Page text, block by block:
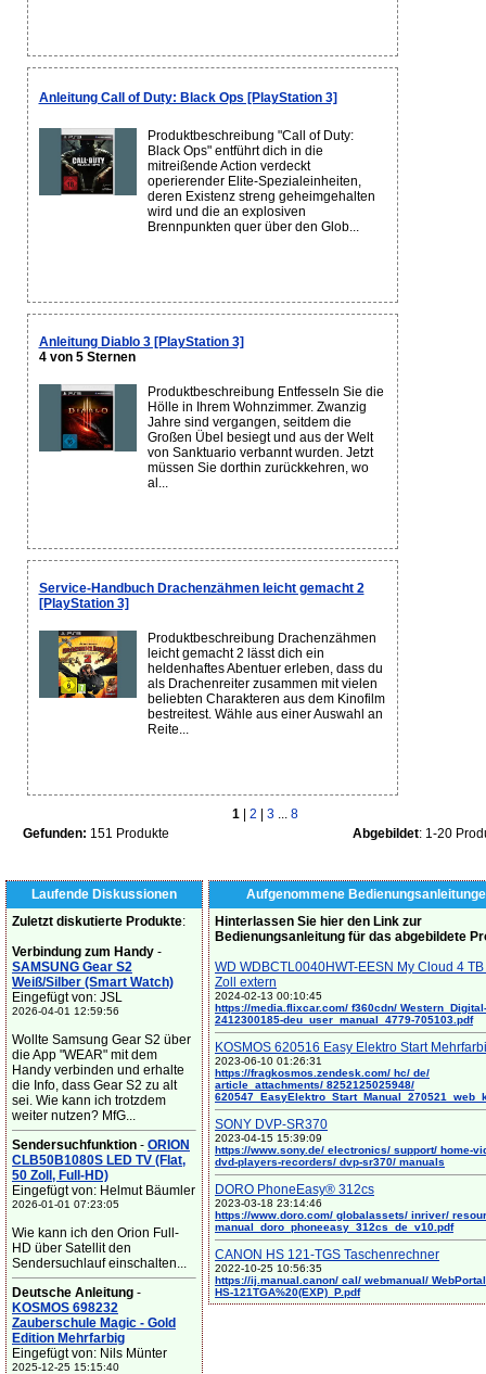
Anleitung Call of Duty: Black Ops [PlayStation 3]
Produktbeschreibung "Call of Duty:
Black Ops" entführt dich in die
mitreißende Action verdeckt
operierender Elite-Spezialeinheiten,
deren Existenz streng geheimgehalten
wird und die an explosiven
Brennpunkten quer über den Glob...
Anleitung Diablo 3 [PlayStation 3]
4 von 5 Sternen
Produktbeschreibung Entfesseln Sie die
Hölle in Ihrem Wohnzimmer. Zwanzig
Jahre sind vergangen, seitdem die
Großen Übel besiegt und aus der Welt
von Sanktuario verbannt wurden. Jetzt
müssen Sie dorthin zurückkehren, wo
al...
Service-Handbuch Drachenzähmen leicht gemacht 2
[PlayStation 3]
Produktbeschreibung Drachenzähmen
leicht gemacht 2 lässt dich ein
heldenhaftes Abentuer erleben, dass du
als Drachenreiter zusammen mit vielen
beliebten Charakteren aus dem Kinofilm
bestreitest. Wähle aus einer Auswahl an
Reite...
1 2 3 ... 8
Gefunden: 151 Produkte Abgebildet: 1-20
Laufende Diskussionen
Zuletzt diskutierte Produkte:
Verbindung zum Handy -
SAMSUNG Gear S2
Weiß/Silber (Smart Watch)
Eingefügt von: JSL
2026-04-01 12:59:56
Wollte Samsung Gear S2 über
die App "WEAR" mit dem
Handy verbinden und erhalte
die Info, dass Gear S2 zu alt
sei. Wie kann ich trotzdem
weiter nutzen? MfG...
Sendersuchfunktion - ORION
CLB50B1080S LED TV (Flat,
50 Zoll, Full-HD)
Eingefügt von: Helmut Bäumler
2026-01-01 07:23:05
Wie kann ich den Orion Full-
HD über Satellit den
Sendersuchlauf einschalten...
Deutsche Anleitung -
KOSMOS 698232
Zauberschule Magic - Gold
Edition Mehrfarbig
Eingefügt von: Nils Münter
2025-12-25 15:15:40
Aufgenommene
Hinterlassen Sie hier den Link zur
Bedienungsanleitung für das abgebildete
WD WDBCTL0040HWT-EESN My Cloud 4
Zoll extern
2024-02-13 00:10:45
https://media.flixcar.com/ f360cdn/ Western_Digital-
2412300185-deu_user_manual_4779-705103.pdf
KOSMOS 620516 Easy Elektro Start
2023-06-10 01:26:31
https://fragkosmos.zendesk.com/ hc/ de/
article_attachments/ 8252125025948/
SONY DVP-SR370
2023-04-15 15:39:09
https://www.sony.de/ electronics/ support/ home-
dvd-players-recorders/ dvp-sr370/ manuals
DORO PhoneEasy® 312cs
2023-03-18 23:14:46
https://www.doro.com/ globalassets/ inriver/
manual_doro_phoneeasy_312cs_de_v10.pdf
CANON HS 121-TGS Taschenrechner
2022-10-25 10:56:35
https://ij.manual.canon/ cal/ webmanual/
HS-121TGA%20(EXP)_P.pdf